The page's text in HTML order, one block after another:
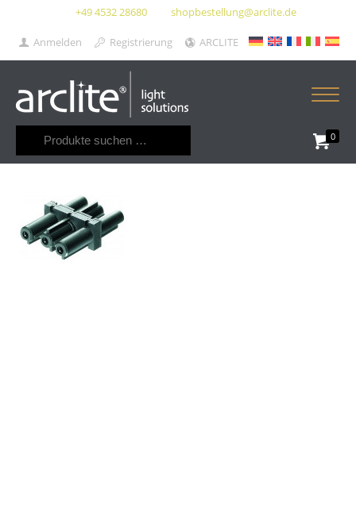
+49 4532 28680 shopbestellung@arclite.de
Anmelden Registrierung ARCLITE
0